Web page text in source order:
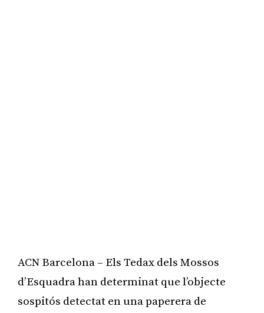
ACN Barcelona – Els Tedax dels Mossos
d’Esquadra han determinat que l’objecte
sospitós detectat en una paperera de